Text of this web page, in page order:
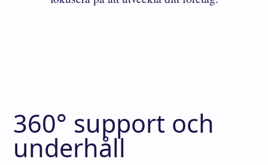
360° support och
underhåll